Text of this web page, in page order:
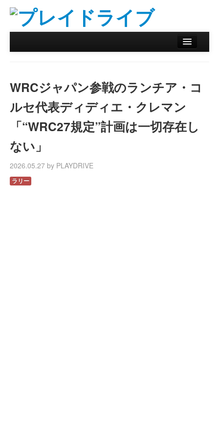
リザルトデータベース
バックナンバー
オンラインストア
WRCジャパン参戦のランチア・コ
ルセ代表ディディエ・クレマン
「“WRC27規定”計画は一切存在し
ない」
2026.05.27 by PLAYDRIVE
ラリー